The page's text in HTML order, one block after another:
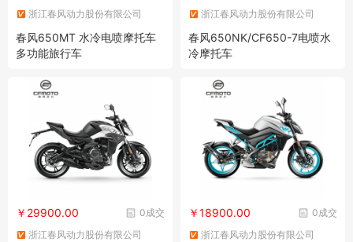
浙江春风动力股份有限公司
春风650MT 水冷电喷摩托车
多功能旅行车
浙江春风动力股份有限公司
春风650NK/CF650-7电喷水
冷摩托车
0成交
￥29900.00
浙江春风动力股份有限公司
0成交
￥18900.00
浙江春风动力股份有限公司